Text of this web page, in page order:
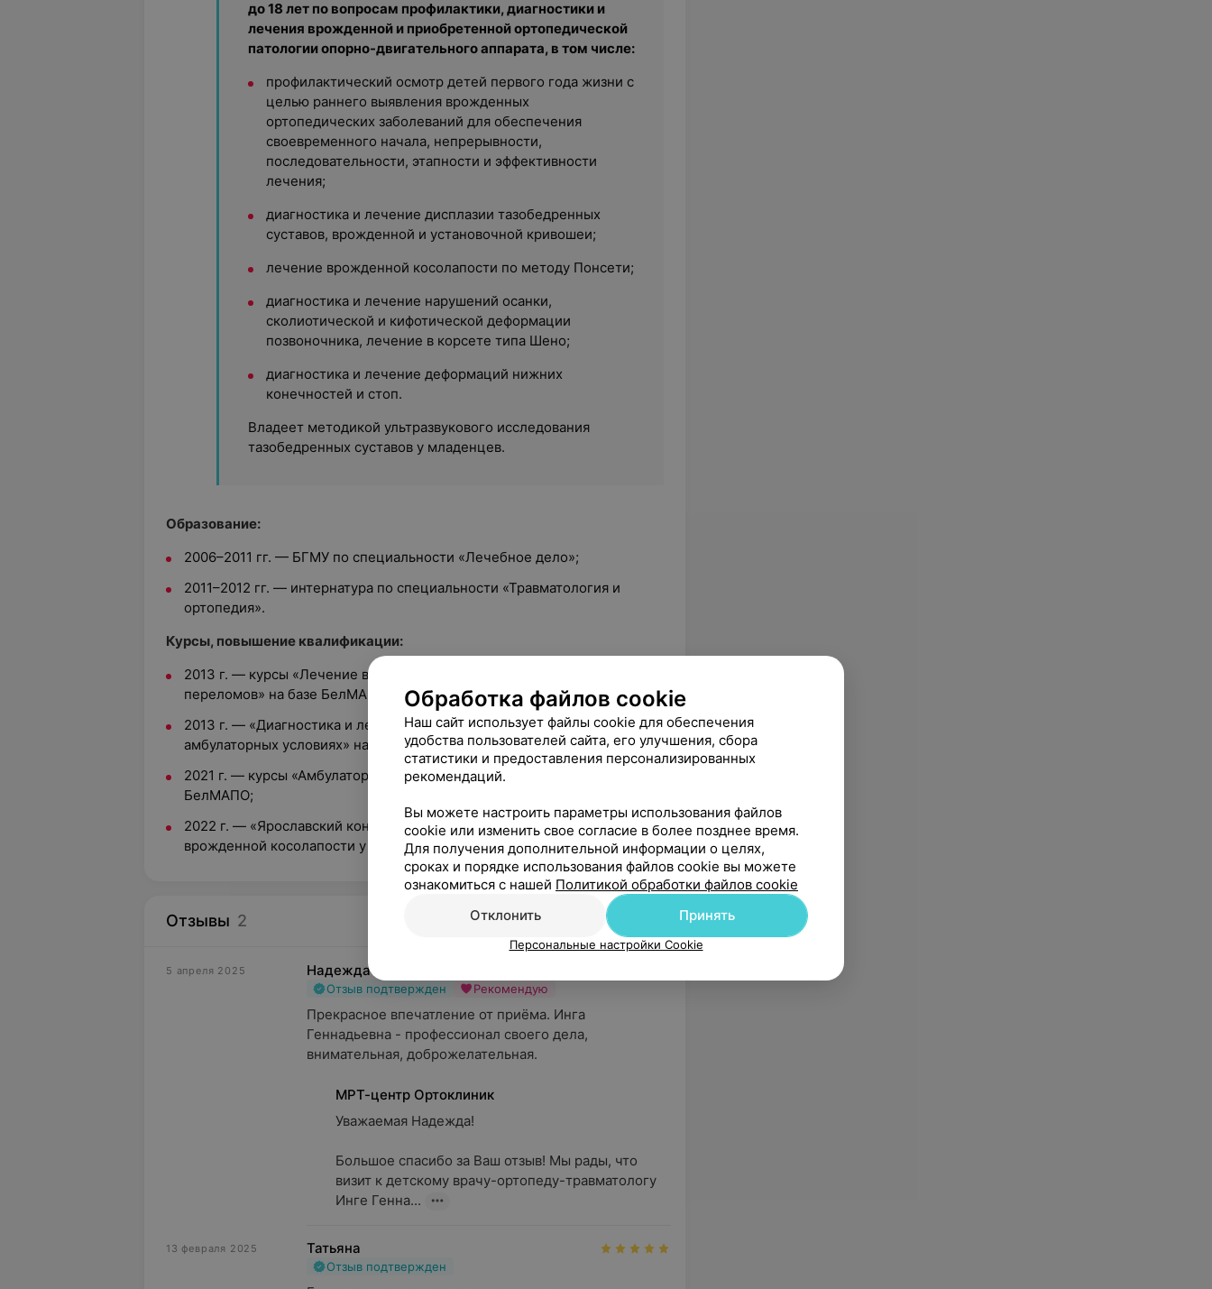
до 18 лет по вопросам профилактики, диагностики и
лечения врожденной и приобретенной ортопедической
патологии опорно-двигательного аппарата, в том числе:
профилактический осмотр детей первого года жизни с
целью раннего выявления врожденных
ортопедических заболеваний для обеспечения
своевременного начала, непрерывности,
последовательности, этапности и эффективности
лечения;
диагностика и лечение дисплазии тазобедренных
суставов, врожденной и установочной кривошеи;
лечение врожденной косолапости по методу Понсети;
диагностика и лечение нарушений осанки,
сколиотической и кифотической деформации
позвоночника, лечение в корсете типа Шено;
диагностика и лечение деформаций нижних
конечностей и стоп.
Владеет методикой ультразвукового исследования
тазобедренных суставов у младенцев.
Образование:
2006–2011 гг. — БГМУ по специальности «Лечебное дело»;
2011–2012 гг. — интернатура по специальности «Травматология и
ортопедия».
Курсы, повышение квалификации:
2013 г. — курсы «Лечение внутрисуставных и околосуставных
переломов» на базе БелМАПО;
2013 г. — «Диагностика и лечение хирургических инфекций в
амбулаторных условиях» на базе БелМАПО;
2021 г. — курсы «Амбулаторная травматология и ортопедия» на базе
БелМАПО;
2022 г. — «Ярославский конгресс», мастер-класс по лечению
врожденной косолапости у детей по методу Понсети, г. Ярославль.
Отзывы 2
5 апреля 2025 Надежда
Отзыв подтвержден Рекомендую
Прекрасное впечатление от приёма. Инга
Геннадьевна - профессионал своего дела,
внимательная, доброжелательная.
МРТ-центр Ортоклиник
Уважаемая Надежда!
Большое спасибо за Ваш отзыв! Мы рады, что
визит к детскому врачу-ортопеду-травматологу
Инге Генна...
13 февраля 2025 Татьяна
Отзыв подтвержден
Обработка файлов cookie
Наш сайт использует файлы cookie для обеспечения
удобства пользователей сайта, его улучшения, сбора
статистики и предоставления персонализированных
рекомендаций.
Вы можете настроить параметры использования файлов
cookie или изменить свое согласие в более позднее время.
Для получения дополнительной информации о целях,
сроках и порядке использования файлов cookie вы можете
ознакомиться с нашей Политикой обработки файлов cookie
Отклонить
Принять
Персональные настройки Cookie